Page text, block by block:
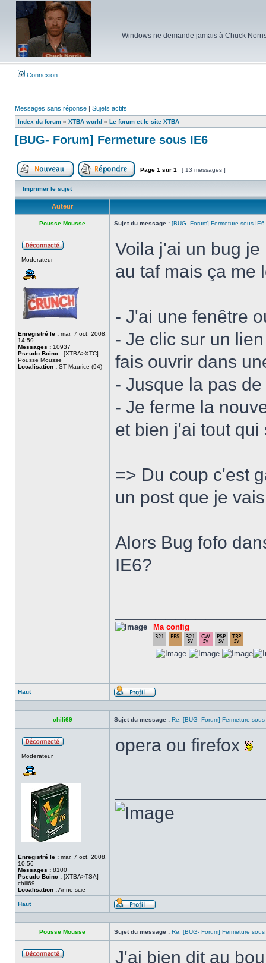
Windows ne demande jamais à Chuck
Connexion
Messages sans réponse | Sujets actifs
Index du forum » XTBA world » Le forum et le site XTBA
[BUG- Forum] Fermeture sous IE6
Poster un nouveau sujetRépondre au sujet
Page 1 sur 1 [ 13 messages ]
Imprimer le sujet
Auteur
Pousse Mousse Sujet du message : [BUG- Forum] Fermeture sous IE6
Moderateur
Enregistré le : mar. 7 oct. 2008,
14:59
Messages : 10937
Pseudo Boinc : [XTBA>XTC]
Pousse Mousse
Localisation : ST Maurice (94)
Voila j'ai un bug
au taf mais ça me
- J'ai une fenêtre
- Je clic sur un
fais ouvrir dans
- Jusque la pas
- Je ferme la
et bien j'ai tout qui
=> Du coup c'est
un post que je
Alors Bug fofo
IE6?
Ma config
Haut
Profil
chili69 Sujet du message : Re: [BUG- Forum] Fermeture
Moderateur
Enregistré le : mar. 7 oct. 2008,
10:56
Messages : 8100
Pseudo Boinc : [XTBA>TSA]
chili69
Localisation :Anne scie
opera ou firefox
Haut
Profil
Pousse Mousse Sujet du message : Re: [BUG- Forum] Fermeture
J'ai bien dit au